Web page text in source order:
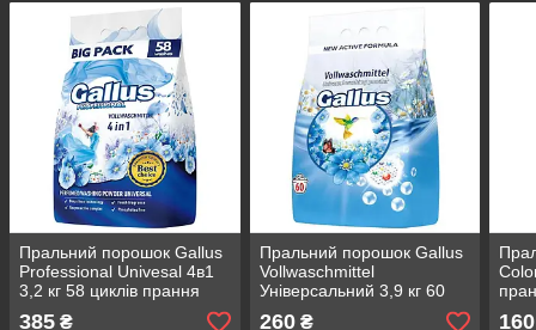
Пральний порошок Gallus
Professional Univesal 4в1
3,2 кг 58 циклів прання
миючі засоби для прання
385 ₴
Пральний порошок Gallus
Vollwaschmittel
Універсальний 3,9 кг 60
циклів прання
260₴ 160